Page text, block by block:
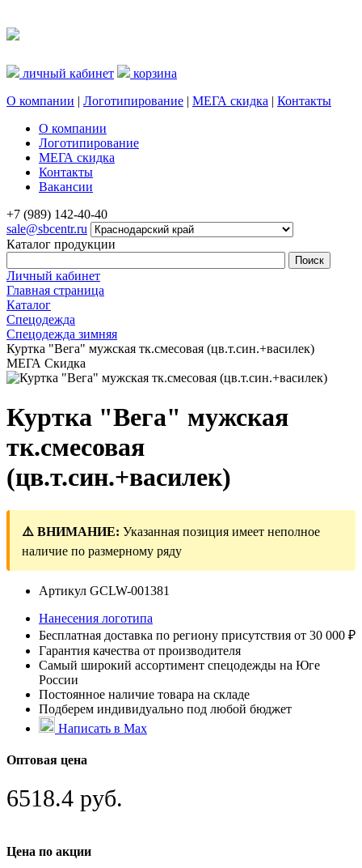
личный кабинет
корзина
О компании | Логотипирование | МЕГА скидка | Контакты
О компании
Логотипирование
МЕГА скидка
Контакты
Вакансии
+7 (989) 142-40-40
sale@sbcentr.ru
Каталог продукции
Личный кабинет
Главная страница
Каталог
Спецодежда
Спецодежда зимняя
Куртка "Вега" мужская тк.смесовая (цв.т.син.+василек)
МЕГА Скидка
Куртка "Вега" мужская
тк.смесовая
(цв.т.син.+василек)
⚠️ ВНИМАНИЕ: Указанная позиция имеет неполное
наличие по размерному ряду
Артикул GCLW-001381
Нанесения логотипа
Бесплатная доставка по региону присутствия от 30 000 ₽
Гарантия качества от производителя
Самый широкий ассортимент спецодежды на Юге
России
Постоянное наличие товара на складе
Подберем индивидуально под любой бюджет
Написать в Max
Оптовая цена
6518.4 руб.
Цена по акции